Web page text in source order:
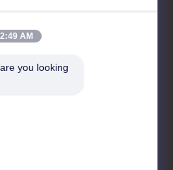
DINGHAO
2:49 AM
you looking